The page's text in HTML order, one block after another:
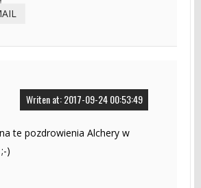
Writen at: 2017-09-24 00:53:49
te pozdrowienia Alchery w
)